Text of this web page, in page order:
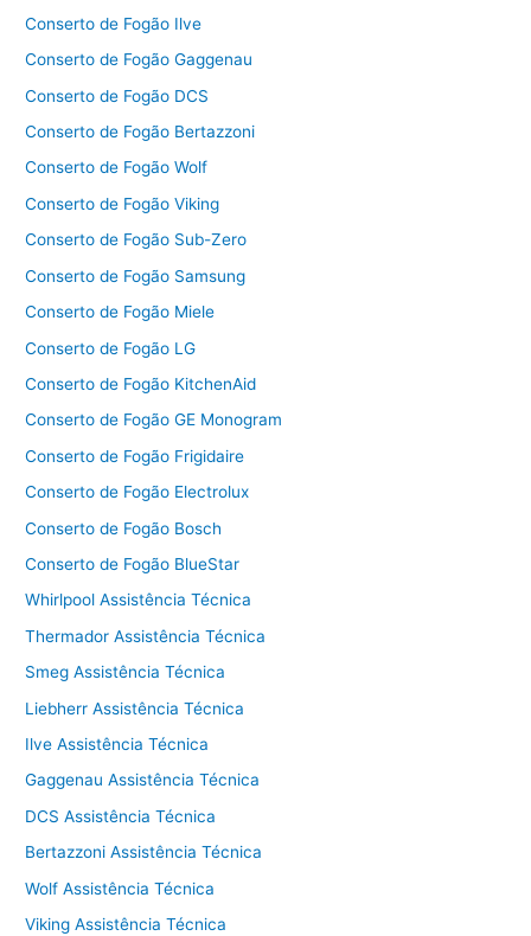
Conserto de Fogão Ilve
Conserto de Fogão Gaggenau
Conserto de Fogão DCS
Conserto de Fogão Bertazzoni
Conserto de Fogão Wolf
Conserto de Fogão Viking
Conserto de Fogão Sub-Zero
Conserto de Fogão Samsung
Conserto de Fogão Miele
Conserto de Fogão LG
Conserto de Fogão KitchenAid
Conserto de Fogão GE Monogram
Conserto de Fogão Frigidaire
Conserto de Fogão Electrolux
Conserto de Fogão Bosch
Conserto de Fogão BlueStar
Whirlpool Assistência Técnica
Thermador Assistência Técnica
Smeg Assistência Técnica
Liebherr Assistência Técnica
Ilve Assistência Técnica
Gaggenau Assistência Técnica
DCS Assistência Técnica
Bertazzoni Assistência Técnica
Wolf Assistência Técnica
Viking Assistência Técnica